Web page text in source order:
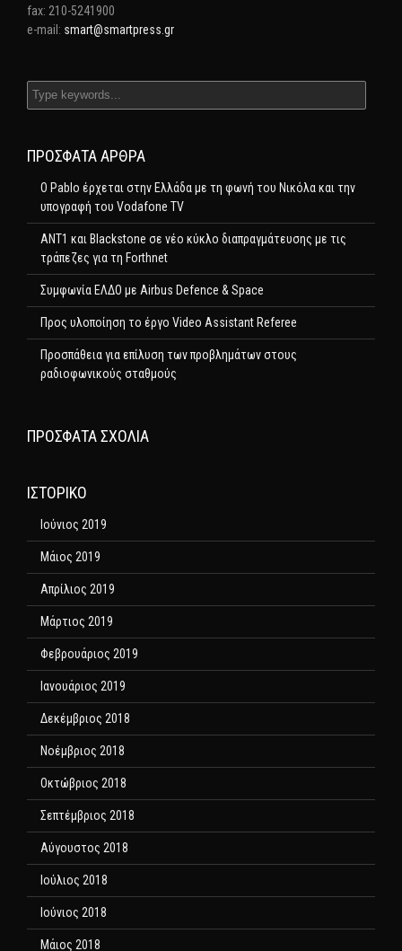
fax: 210-5241900
e-mail: smart@smartpress.gr
ΠΡΌΣΦΑΤΑ ΆΡΘΡΑ
Ο Pablo έρχεται στην Ελλάδα με τη φωνή του Νικόλα και την
υπογραφή του Vodafone TV
ΑΝΤ1 και Blackstone σε νέο κύκλο διαπραγμάτευσης με τις
τράπεζες για τη Forthnet
Συμφωνία ΕΛΔΟ με Airbus Defence & Space
Προς υλοποίηση το έργο Video Assistant Referee
Προσπάθεια για επίλυση των προβλημάτων στους
ραδιοφωνικούς σταθμούς
ΠΡΌΣΦΑΤΑ ΣΧΌΛΙΑ
ΙΣΤΟΡΙΚΌ
Ιούνιος 2019
Μάιος 2019
Απρίλιος 2019
Μάρτιος 2019
Φεβρουάριος 2019
Ιανουάριος 2019
Δεκέμβριος 2018
Νοέμβριος 2018
Οκτώβριος 2018
Σεπτέμβριος 2018
Αύγουστος 2018
Ιούλιος 2018
Ιούνιος 2018
Μάιος 2018